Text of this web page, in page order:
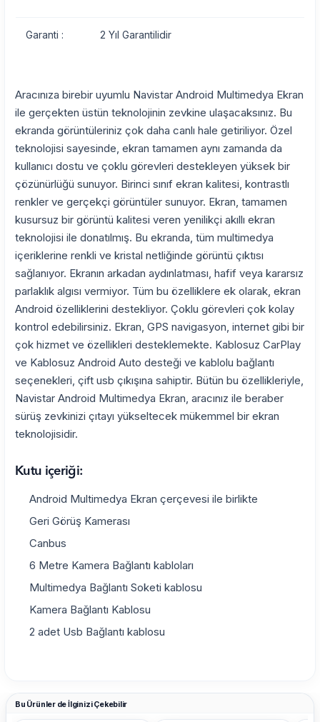
Garanti : 2 Yıl Garantilidir
Aracınıza birebir uyumlu Navistar Android Multimedya Ekran
ile gerçekten üstün teknolojinin zevkine ulaşacaksınız. Bu
ekranda görüntüleriniz çok daha canlı hale getiriliyor. Özel
teknolojisi sayesinde, ekran tamamen aynı zamanda da
kullanıcı dostu ve çoklu görevleri destekleyen yüksek bir
çözünürlüğü sunuyor. Birinci sınıf ekran kalitesi, kontrastlı
renkler ve gerçekçi görüntüler sunuyor. Ekran, tamamen
kusursuz bir görüntü kalitesi veren yenilikçi akıllı ekran
teknolojisi ile donatılmış. Bu ekranda, tüm multimedya
içeriklerine renkli ve kristal netliğinde görüntü çıktısı
sağlanıyor. Ekranın arkadan aydınlatması, hafif veya kararsız
parlaklık algısı vermiyor. Tüm bu özelliklere ek olarak, ekran
Android özelliklerini destekliyor. Çoklu görevleri çok kolay
kontrol edebilirsiniz. Ekran, GPS navigasyon, internet gibi bir
çok hizmet ve özellikleri desteklemekte. Kablosuz CarPlay
ve Kablosuz Android Auto desteği ve kablolu bağlantı
seçenekleri, çift usb çıkışına sahiptir. Bütün bu özellikleriyle,
Navistar Android Multimedya Ekran, aracınız ile beraber
sürüş zevkinizi çıtayı yükseltecek mükemmel bir ekran
teknolojisidir.
Kutu içeriği:
Android Multimedya Ekran çerçevesi ile birlikte
Geri Görüş Kamerası
Canbus
6 Metre Kamera Bağlantı kabloları
Multimedya Bağlantı Soketi kablosu
Kamera Bağlantı Kablosu
2 adet Usb Bağlantı kablosu
Bu Ürünler de İlginizi Çekebilir